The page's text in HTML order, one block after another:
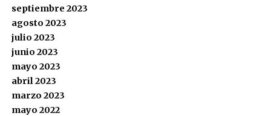
septiembre 2023
agosto 2023
julio 2023
junio 2023
mayo 2023
abril 2023
marzo 2023
mayo 2022